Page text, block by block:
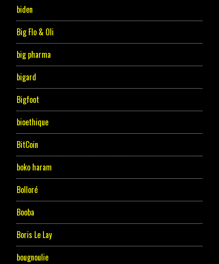
biden
Big Flo & Oli
big pharma
bigard
Bigfoot
bioethique
BitCoin
boko haram
Bolloré
Booba
Boris Le Lay
bougnoulie